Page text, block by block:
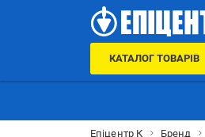
КАТАЛОГ ТОВАРІВ
Епіцентр К Бренд